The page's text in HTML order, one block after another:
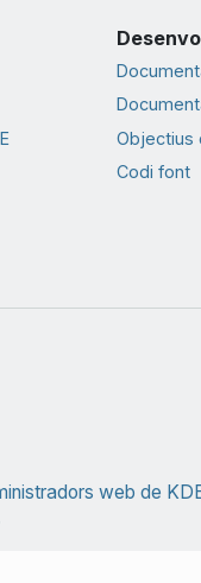
Objectius
Codi font
web de